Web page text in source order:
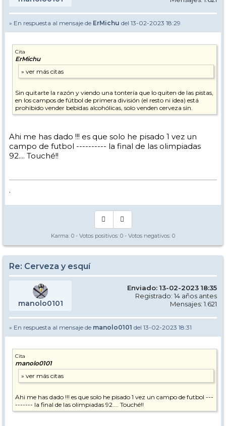
» En respuesta al mensaje de ErMichu del 13-02-2023 18:29
Cita
ErMichu
Sin quitarte la razón y viendo una tontería que lo quiten de las pistas,
en los campos de fútbol de primera división (el resto ni idea) está
prohibido vender bebidas alcohólicas, solo venden cerveza sin.
Ahi me has dado !!! es que solo he pisado 1 vez un
campo de futbol ---------- la final de las olimpiadas
92.... Touché!!
.
Karma: 0 - Votos positivos: 0 - Votos negativos: 0
Re: Cerveza y esquí
manolo0101
Enviado: 13-02-2023 18:35
Registrado: 14 años antes
Mensajes: 1.621
» En respuesta al mensaje de manolo0101 del 13-02-2023 18:31
Cita
manolo0101
Ahi me has dado !!! es que solo he pisado 1 vez un campo de futbol ---
------- la final de las olimpiadas 92.... Touché!!